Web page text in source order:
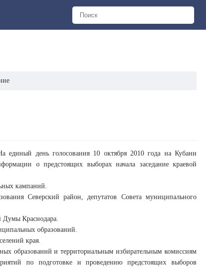
единый день голосования 10 октября 2010 года на Кубани
о предстоящих выборах начала заседание краевой
кампаний.
Северский район, депутатов Совета муниципального
Думы Краснодара.
образований.
края.
образований и территориальным избирательным комиссиям
по подготовке и проведению предстоящих выборов